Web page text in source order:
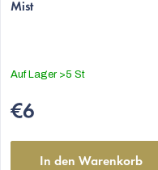
Mist
Auf Lager >5 St
€6
In den Warenkorb